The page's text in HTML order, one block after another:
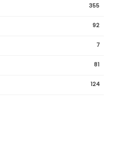
355
92
7
81
124